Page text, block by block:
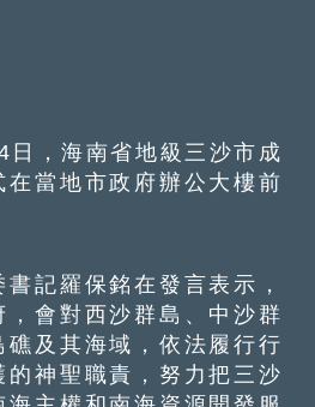
，海南省地級三沙市成
當地市政府辦公大樓前
羅保銘在發言表示，
會對西沙群島、中沙群
及其海域，依法履行行
神聖職責，努力把三沙